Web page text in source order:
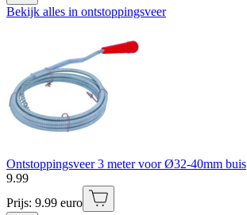
Bekijk alles in ontstoppingsveer
Ontstoppingsveer 3 meter voor Ø32-40mm buis
9.99
Prijs: 9.99 euro